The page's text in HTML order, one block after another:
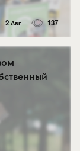
2 Авг 137